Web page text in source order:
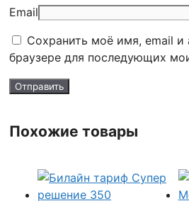
Email
Сохранить моё имя, email и
браузере для последующих
Похожие товары